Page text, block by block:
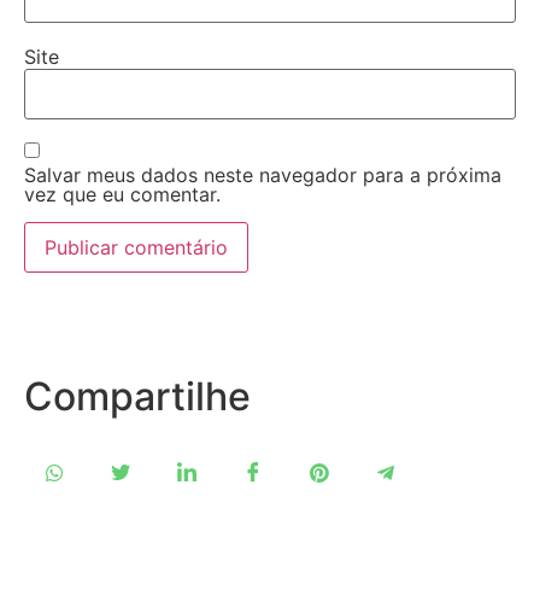
Site
Salvar meus dados neste navegador para a próxima
vez que eu comentar.
Compartilhe